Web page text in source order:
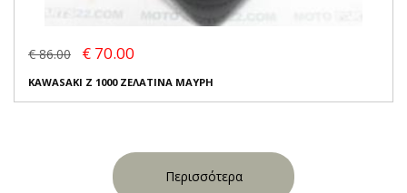
€ 86.00 € 70.00
KAWASAKI Z 1000 ΖΕΛΑΤΙΝΑ ΜΑΥΡΗ
Περισσότερα